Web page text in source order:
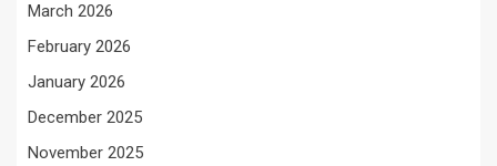
March 2026
February 2026
January 2026
December 2025
November 2025